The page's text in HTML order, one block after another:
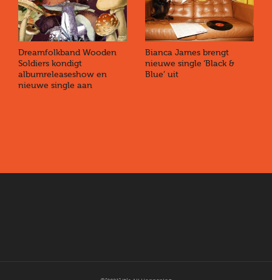
Dreamfolkband Wooden
Soldiers kondigt
albumreleaseshow en
nieuwe single aan
Bianca James brengt
nieuwe single ‘Black &
Blue’ uit